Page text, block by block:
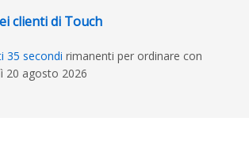
clienti di Touch
35 secondi rimanenti per ordinare con
20 agosto 2026